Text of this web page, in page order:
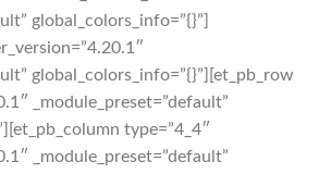
global_colors_info=”{}”]
global_colors_info=”{}”][et_pb_row
_module_preset=”default”
type=”4_4″
_module_preset=”default”